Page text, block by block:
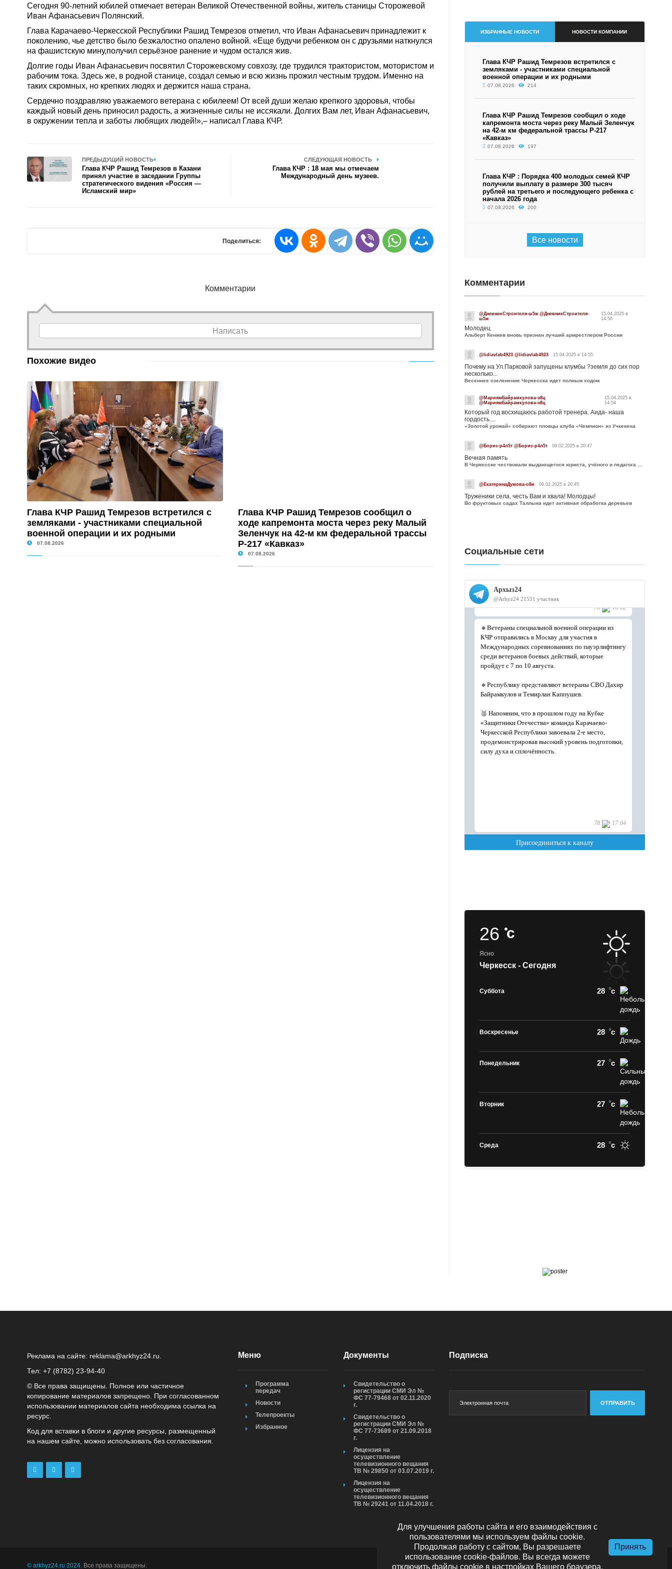
Сегодня 90-летний юбилей отмечает ветеран Великой Отечественной войны, житель станицы Сторожевой
Иван Афанасьевич Полянский.
Глава Карачаево-Черкесской Республики Рашид Темрезов отметил, что Иван Афанасьевич принадлежит к
поколению, чье детство было безжалостно опалено войной. «Еще будучи ребенком он с друзьями наткнулся
на фашистскую мину,получил серьёзное ранение и чудом остался жив.
Долгие годы Иван Афанасьевич посвятил Сторожевскому совхозу, где трудился трактористом, мотористом и
рабочим тока. Здесь же, в родной станице, создал семью и всю жизнь прожил честным трудом. Именно на
таких скромных, но крепких людях и держится наша страна.
Сердечно поздравляю уважаемого ветерана с юбилеем! От всей души желаю крепкого здоровья, чтобы
каждый новый день приносил радость, а жизненные силы не иссякали. Долгих Вам лет, Иван Афанасьевич,
в окружении тепла и заботы любящих людей!»,– написал Глава КЧР.
ПРЕДЫДУЩИЙ НОВОСТЬ
Глава КЧР Рашид Темрезов в Казани
принял участие в заседании Группы
стратегического видения «Россия —
Исламский мир»
СЛЕДУЮЩАЯ НОВОСТЬ
Глава КЧР : 18 мая мы отмечаем
Международный день музеев.
Поделиться:
Комментарии
Написать
Похожие видео
Глава КЧР Рашид Темрезов встретился с
земляками - участниками специальной
военной операции и их родными
07.08.2026
Глава КЧР Рашид Темрезов сообщил о
ходе капремонта моста через реку Малый
Зеленчук на 42-м км федеральной трассы
Р-217 «Кавказ»
07.08.2026
ИЗБРАННЫЕ НОВОСТИ НОВОСТИ КОМПАНИИ
Глава КЧР Рашид Темрезов встретился с
земляками - участниками специальной
военной операции и их родными
07.08.2026 214
Глава КЧР Рашид Темрезов сообщил о ходе
капремонта моста через реку Малый Зеленчук
на 42-м км федеральной трассы Р-217
«Кавказ»
07.08.2026 197
Глава КЧР : Порядка 400 молодых семей КЧР
получили выплату в размере 300 тысяч
рублей на третьего и последующего ребенка с
начала 2026 года
07.08.2026 200
Все новости
Комментарии
@ДневникСтроителя-ш5ж @ДневникСтроителя-
ш5ж
15.04.2025 в
14:56
Молодец
Альберт Кенжев вновь признан лучший армрестлером России
@lidiavlab4923 @lidiavlab4923 15.04.2025 в 14:55
Почему на Ул.Парковой запущены клумбы ?земля до сих пор
несколько...
Весеннее озеленение Черкесска идет полным ходом
@МариямБайрамкулова-э8ц
@МариямБайрамкулова-э8ц
15.04.2025 в
14:54
Который год восхищаюсь работой тренера. Аида- наша
гордость....
«Золотой урожай» собирают пловцы клуба «Чемпион» из Учкекена
@Борис-р4л5т @Борис-р4л5т 09.02.2025 в 20:47
Вечная память
@ЕкатеринаДумова-о8и 09.02.2025 в 20:45
Труженики села, честь Вам и хвала! Молодцы!
Во фруктовых садах Таллыка идет активная обработка деревьев
Социальные сети
26c
Ясно
Черкесск - Сегодня
Суббота 28 c
Воскресенье 28 c
Понедельник 27 c
Вторник 27 c
Среда 28 c
Реклама на сайте: reklama@arkhyz24.ru
Тел: +7 (8782) 23‑94‑40
© Все права защищены. Полное или частичное
копирование материалов запрещено. При согласованном
использовании материалов сайта необходима ссылка на
ресурс.
Код для вставки в блоги и другие ресурсы, размещенный
на нашем сайте, можно использовать без согласования.
Меню
Программа
передач
Новости
Телепроекты
Избранное
Документы
Свидетельство о
регистрации СМИ Эл №
ФС 77-79468 от 02.11.2020
г.
Свидетельство о
регистрации СМИ Эл №
ФС 77-73689 от 21.09.2018
г.
Лицензия на
осуществление
телевизионного вещания
ТВ № 29850 от 03.07.2019 г.
Лицензия на
осуществление
телевизионного вещания
ТВ № 29241 от 11.04.2018 г.
Подписка
ОТПРАВИТЬ
© arkhyz24.ru 2024. Все права защищены.
Для улучшения работы сайта и его взаимодействия с
пользователями мы используем файлы cookie.
Продолжая работу с сайтом, Вы разрешаете
использование cookie-файлов. Вы всегда можете
отключить файлы cookie в настройках Вашего браузера.
Принять